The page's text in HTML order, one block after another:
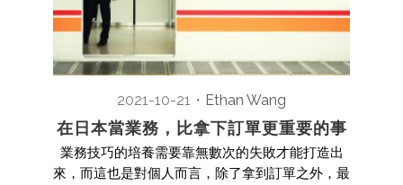
2021-10-21 ・ Ethan Wang
在日本當業務，比拿下訂單更重要的事
業務技巧的培養需要靠無數次的失敗才能打造出
來，而這也是對個人而言，除了拿到訂單之外，最